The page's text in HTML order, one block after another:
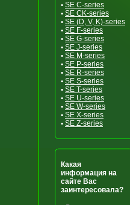
• SE C-series
• SE CK-series
• SE (D, V, K)-series
• SE F-series
• SE G-series
• SE J-series
• SE M-series
• SE P-series
• SE R-series
• SE S-series
• SE T-series
• SE U-series
• SE W-series
• SE X-series
• SE Z-series
Какая
информация на
сайте Вас
заинтересовала?